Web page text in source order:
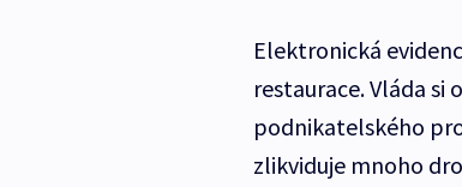
Elektronická
restaurace. Vláda si
podnikatelského
zlikviduje mnoho